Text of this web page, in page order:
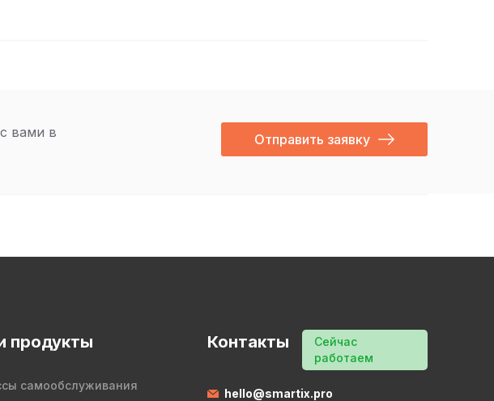
вами в
Отправить заявку
продукты
самообслуживания
Контакты
Сейчас
работаем
hello@smartix.pro